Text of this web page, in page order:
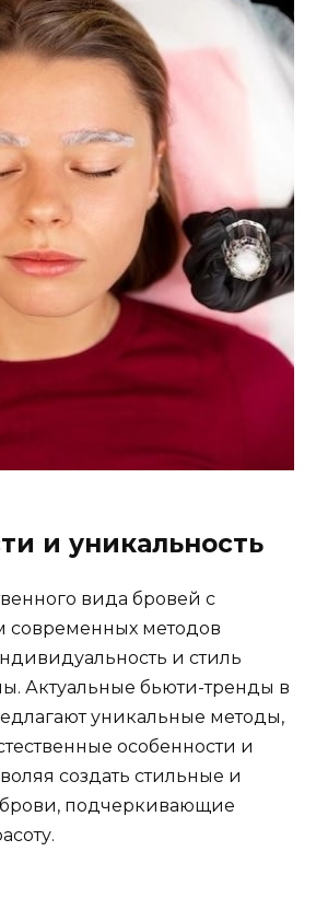
и уникальность
вида бровей с
совpеменных методов
и стиль
Актуальные бьюти-тренды в
уникальные методы‚
особенности и
создать стильные и
подчеpкивающие